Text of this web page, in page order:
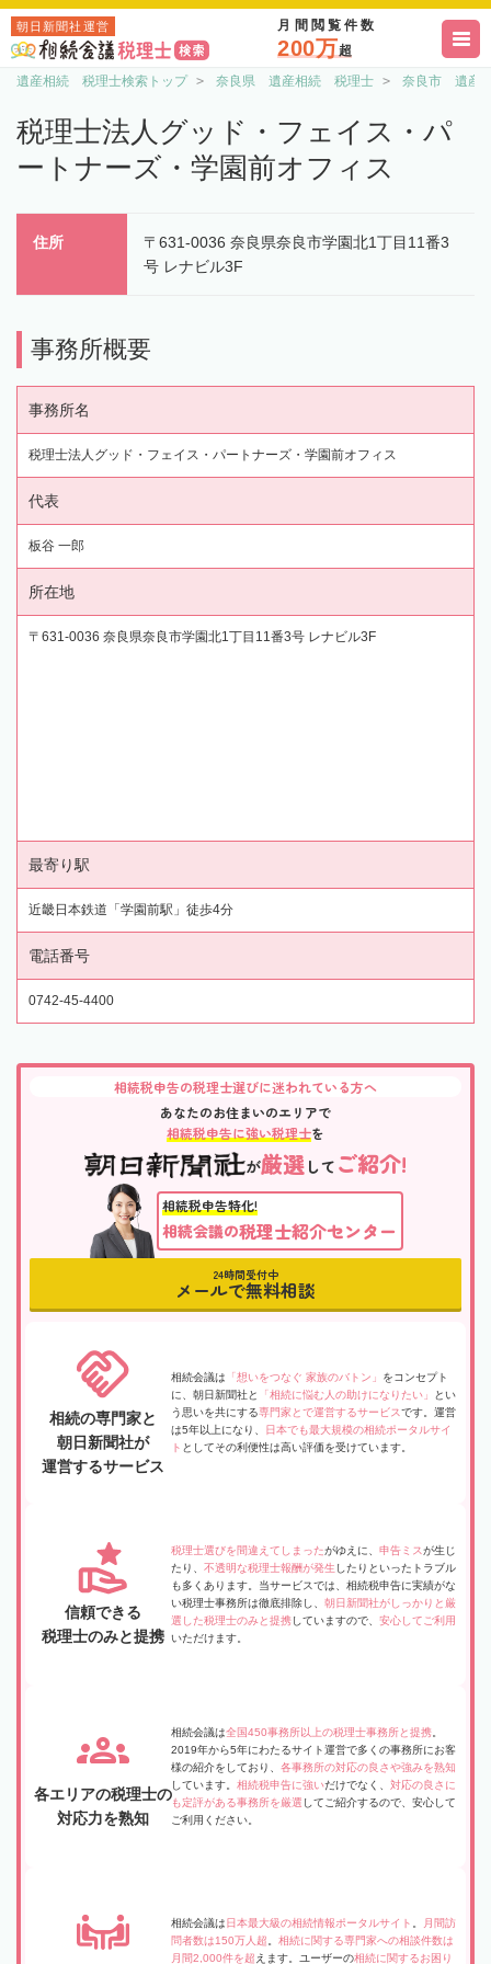
朝日新聞社運営 月間閲覧件数
200万超
遺産相続 税理士検索トップ 奈良県 遺産相続 税理士 奈良市 遺産
税理士法人グッド・フェイス・パ
ートナーズ・学園前オフィス
住所
〒631-0036 奈良県奈良市学園北1丁目11番3
号 レナビル3F
事務所概要
事務所名
税理士法人グッド・フェイス・パートナーズ・学園前オフィス
代表
板谷 一郎
所在地
〒631-0036 奈良県奈良市学園北1丁目11番3号 レナビル3F
最寄り駅
近畿日本鉄道「学園前駅」徒歩4分
電話番号
0742-45-4400
相続税申告の税理士選びに迷われている方へ
あなたのお住まいのエリアで
相続税申告に強い税理士を
が厳選して ご紹介!
相続税申告特化!
相続会議の税理士紹介センター
24時間受付中
メールで無料相談
相続の専門家と
朝日新聞社が
運営するサービス
相続会議は 「想いをつなぐ 家族のバトン」 をコンセプト
に、朝日新聞社と
「相続に悩む人の助けになりたい」
とい
う思いを共にする専門家とで運営するサービスです。運営
は5年以上になり、
日本でも最大規模の相続ポータルサイ
ト としてその利便性は高い評価を受けています。
信頼できる
税理士のみと提携
税理士選びを間違えてしまったがゆえに、 申告ミスが生じ
たり、 不透明な税理士報酬が発生 したりといったトラブル
も多くあります。当サービスでは、相続税申告に実績がな
い税理士事務所は徹底排除し、 朝日新聞社がしっかりと厳
選した税理士のみと提携していますので、 安心してご利用
いただけます。
各エリアの税理士の
対応力を熟知
相続会議は全国450事務所以上の税理士事務所と提携
2019年から5年にわたるサイト運営で多くの事務所にお客
様の紹介をしており、 各事務所の対応の良さや強みを熟知
しています。 相続税申告に強いだけでなく、 対応の良さに
も定評がある事務所を厳選 してご紹介するので、安心して
ご利用ください。
相続会議は 日本最大級の相続情報ポータルサイト
月間訪
問者数は150万人超
相続に関する専門家への相談件数は
月間2,000件を超 えます。ユーザーの相続に関するお困り